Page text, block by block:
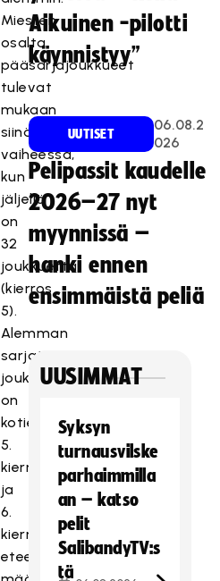
Miesten
osalta
pääsarjajoukkueet
tulevat
mukaan
siinä
vaiheessa,
kun
jäljellä
on
32
joukkuetta
(kierros
5).
Alemman
sarjatason
joukkueella
on
kotietu
5.
kierroksella,
ja
6.
kierroksesta
eteenpäin
Aikuinen -pilotti
käynnistyy”
UUTISET
06.08.2
026
Pelipassit kaudelle
2026–27 nyt
myynnissä –
hanki ennen
ensimmäistä peliä
UUSIMMAT
Syksyn
turnausvilske
parhaimmilla
an – katso
pelit
SalibandyTV:s
tä